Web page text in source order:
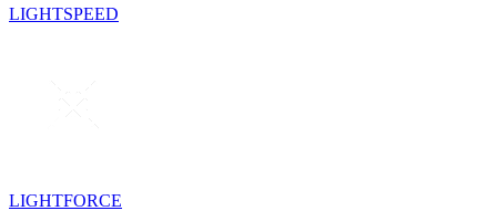
LIGHTSPEED
LIGHTFORCE